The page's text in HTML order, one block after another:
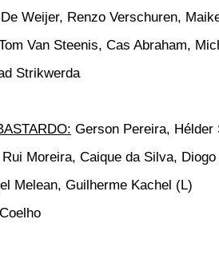
Weijer, Renzo Verschuren,
Van Steenis, Cas Abraham,
Strikwerda
Gerson Pereira, Hélder
Moreira, Caique da Silva,
Melean, Guilherme Kachel (L)